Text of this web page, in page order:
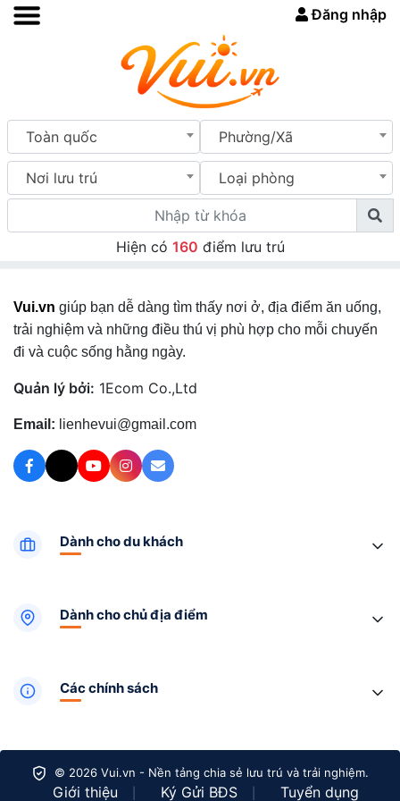
Đăng nhập
Toàn quốc Phường/Xã
Nơi lưu trú Loại phòng
Hiện có 160 điểm lưu trú
Vui.vn giúp bạn dễ dàng tìm thấy nơi ở, địa điểm ăn uống,
trải nghiệm và những điều thú vị phù hợp cho mỗi chuyến
đi và cuộc sống hằng ngày.
Quản lý bởi: 1Ecom Co.,Ltd
Email: lienhevui@gmail.com
Dành cho du khách
Dành cho chủ địa điểm
Các chính sách
© 2026 Vui.vn - Nền tảng chia sẻ lưu trú và trải nghiệm.
Giới thiệu Ký Gửi BĐS Tuyển dụng